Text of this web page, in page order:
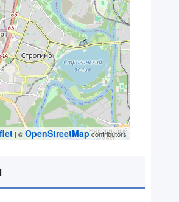
| ©OpenStreetMapcontributors